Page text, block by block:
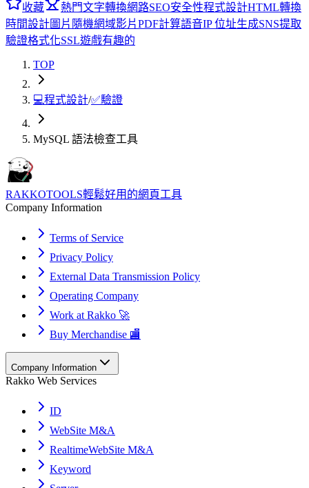
收藏 熱門文字轉換網路SEO安全性程式設計HTML轉換
時間設計圖片 隨機網域影片PDF計算語音IP 位址生成SNS提取
驗證格式化SSL遊戲有趣的
TOP
💻程式設計/✅驗證
MySQL 語法檢查工具
RAKKOTOOLS輕鬆好用的網頁工具
Company Information
Terms of Service
Privacy Policy
External Data Transmission Policy
Operating Company
Work at Rakko 🚀
Buy Merchandise 🏬
Company Information
Rakko Web Services
ID
WebSite M&A
RealtimeWebSite M&A
Keyword